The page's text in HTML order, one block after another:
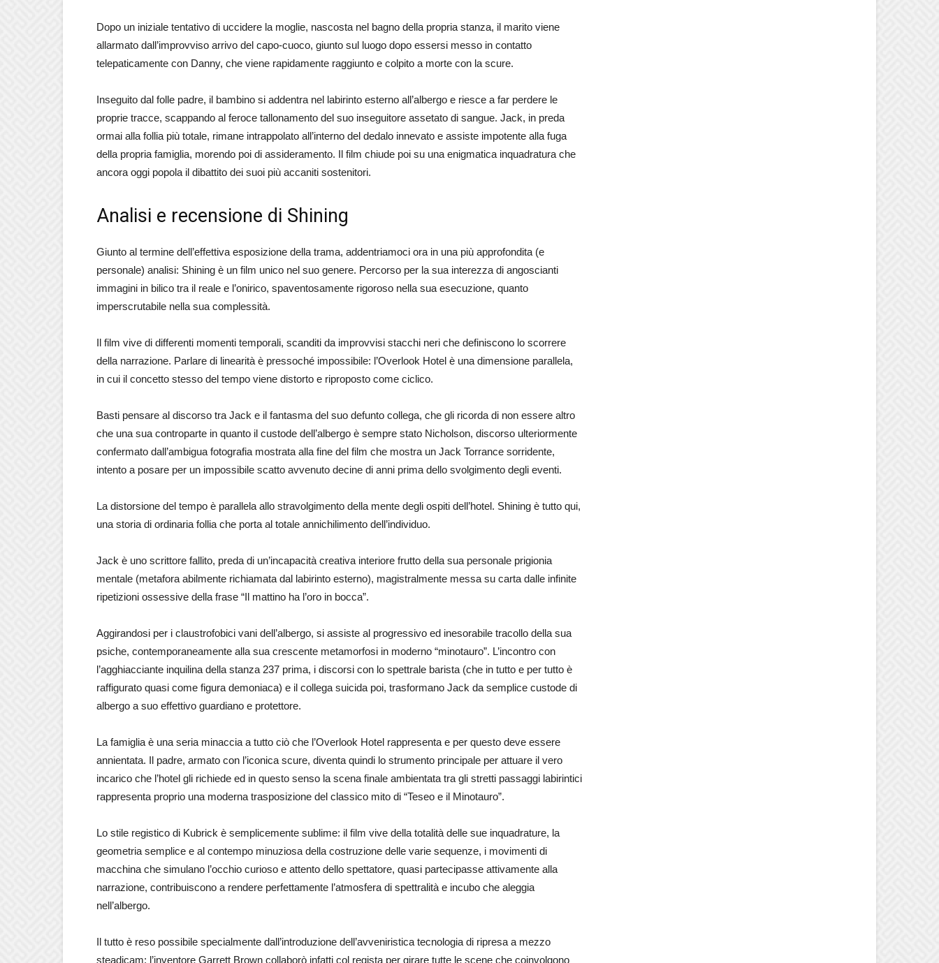
Dopo un iniziale tentativo di uccidere la moglie, nascosta nel bagno della propria stanza, il marito viene
allarmato dall’improvviso arrivo del capo-cuoco, giunto sul luogo dopo essersi messo in contatto
telepaticamente con Danny, che viene rapidamente raggiunto e colpito a morte con la scure.
Inseguito dal folle padre, il bambino si addentra nel labirinto esterno all’albergo e riesce a far perdere le
proprie tracce, scappando al feroce tallonamento del suo inseguitore assetato di sangue. Jack, in preda
ormai alla follia più totale, rimane intrappolato all’interno del dedalo innevato e assiste impotente alla fuga
della propria famiglia, morendo poi di assideramento. Il film chiude poi su una enigmatica inquadratura che
ancora oggi popola il dibattito dei suoi più accaniti sostenitori.
Analisi e recensione di Shining
Giunto al termine dell’effettiva esposizione della trama, addentriamoci ora in una più approfondita (e
personale) analisi: Shining è un film unico nel suo genere. Percorso per la sua interezza di angoscianti
immagini in bilico tra il reale e l’onirico, spaventosamente rigoroso nella sua esecuzione, quanto
imperscrutabile nella sua complessità.
Il film vive di differenti momenti temporali, scanditi da improvvisi stacchi neri che definiscono lo scorrere
della narrazione. Parlare di linearità è pressoché impossibile: l’Overlook Hotel è una dimensione parallela,
in cui il concetto stesso del tempo viene distorto e riproposto come ciclico.
Basti pensare al discorso tra Jack e il fantasma del suo defunto collega, che gli ricorda di non essere altro
che una sua controparte in quanto il custode dell’albergo è sempre stato Nicholson, discorso ulteriormente
confermato dall’ambigua fotografia mostrata alla fine del film che mostra un Jack Torrance sorridente,
intento a posare per un impossibile scatto avvenuto decine di anni prima dello svolgimento degli eventi.
La distorsione del tempo è parallela allo stravolgimento della mente degli ospiti dell’hotel. Shining è tutto qui,
una storia di ordinaria follia che porta al totale annichilimento dell’individuo.
Jack è uno scrittore fallito, preda di un’incapacità creativa interiore frutto della sua personale prigionia
mentale (metafora abilmente richiamata dal labirinto esterno), magistralmente messa su carta dalle infinite
ripetizioni ossessive della frase “Il mattino ha l’oro in bocca”.
Aggirandosi per i claustrofobici vani dell’albergo, si assiste al progressivo ed inesorabile tracollo della sua
psiche, contemporaneamente alla sua crescente metamorfosi in moderno “minotauro”. L’incontro con
l’agghiacciante inquilina della stanza 237 prima, i discorsi con lo spettrale barista (che in tutto e per tutto è
raffigurato quasi come figura demoniaca) e il collega suicida poi, trasformano Jack da semplice custode di
albergo a suo effettivo guardiano e protettore.
La famiglia è una seria minaccia a tutto ciò che l’Overlook Hotel rappresenta e per questo deve essere
annientata. Il padre, armato con l’iconica scure, diventa quindi lo strumento principale per attuare il vero
incarico che l’hotel gli richiede ed in questo senso la scena finale ambientata tra gli stretti passaggi labirintici
rappresenta proprio una moderna trasposizione del classico mito di “Teseo e il Minotauro”.
Lo stile registico di Kubrick è semplicemente sublime: il film vive della totalità delle sue inquadrature, la
geometria semplice e al contempo minuziosa della costruzione delle varie sequenze, i movimenti di
macchina che simulano l’occhio curioso e attento dello spettatore, quasi partecipasse attivamente alla
narrazione, contribuiscono a rendere perfettamente l’atmosfera di spettralità e incubo che aleggia
nell’albergo.
Il tutto è reso possibile specialmente dall’introduzione dell’avveniristica tecnologia di ripresa a mezzo
steadicam: l’inventore Garrett Brown collaborò infatti col regista per girare tutte le scene che coinvolgono